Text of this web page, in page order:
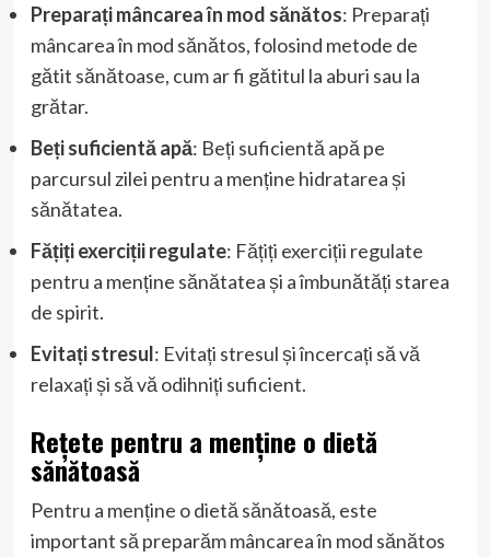
Preparați mâncarea în mod sănătos: Preparați
mâncarea în mod sănătos, folosind metode de
gătit sănătoase, cum ar fi gătitul la aburi sau la
grătar.
Beți suficientă apă: Beți suficientă apă pe
parcursul zilei pentru a menține hidratarea și
sănătatea.
Fățiți exerciții regulate: Fățiți exerciții regulate
pentru a menține sănătatea și a îmbunătăți starea
de spirit.
Evitați stresul: Evitați stresul și încercați să vă
relaxați și să vă odihniți suficient.
Rețete pentru a menține o dietă
sănătoasă
Pentru a menține o dietă sănătoasă, este
important să preparăm mâncarea în mod sănătos